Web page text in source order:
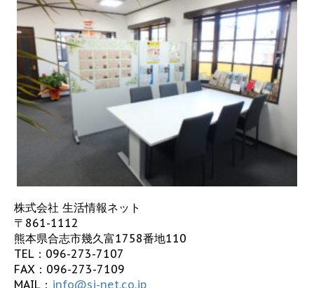
株式会社 生活情報ネット
〒861-1112
熊本県合志市幾久富1758番地110
TEL： 096-273-7107
FAX：096-273-7109
MAIL： info@sj-net.co.jp